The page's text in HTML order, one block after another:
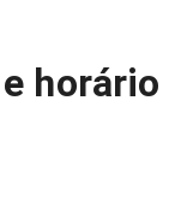
horário